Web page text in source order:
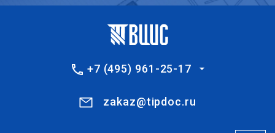
+7 (495) 961-25-17
zakaz@tipdoc.ru